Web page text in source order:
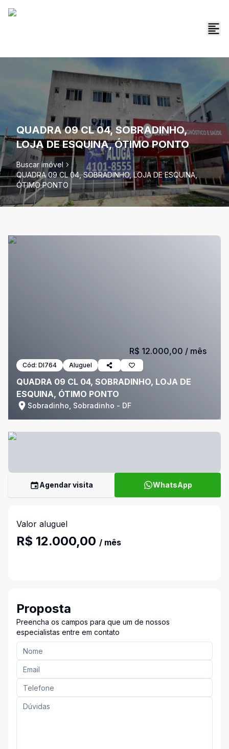
QUADRA 09 CL 04, SOBRADINHO,
LOJA DE ESQUINA, ÓTIMO PONTO
Buscar imóvel
QUADRA 09 CL 04, SOBRADINHO, LOJA DE ESQUINA,
ÓTIMO PONTO
Cód: DI764 Aluguel
QUADRA 09 CL 04, SOBRADINHO, LOJA DE
ESQUINA, ÓTIMO PONTO
Sobradinho, Sobradinho - DF
R$ 12.000,00 / mês
Agendar visita WhatsApp
Valor aluguel
R$ 12.000,00 / mês
Proposta
Preencha os campos para que um de nossos
especialistas entre em contato